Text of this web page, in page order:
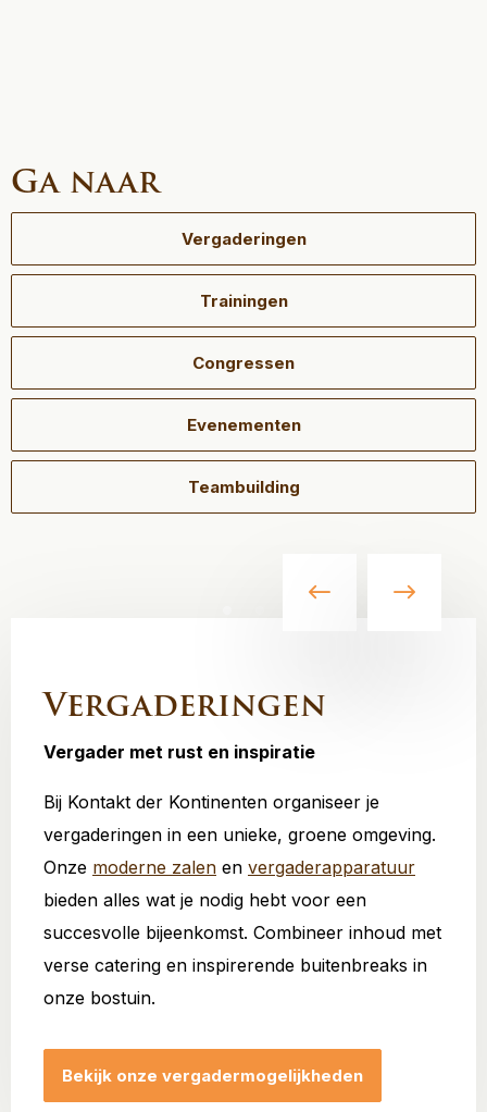
Ga naar
Vergaderingen
Trainingen
Congressen
Evenementen
Teambuilding
Vergaderingen
Vergader met rust en inspiratie
Bij Kontakt der Kontinenten organiseer je
vergaderingen in een unieke, groene omgeving.
Onze moderne zalen en vergaderapparatuur
bieden alles wat je nodig hebt voor een
succesvolle bijeenkomst. Combineer inhoud met
verse catering en inspirerende buitenbreaks in
onze bostuin.
Bekijk onze vergadermogelijkheden